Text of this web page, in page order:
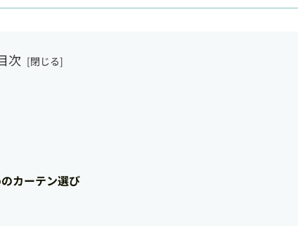
次
カーテン選び